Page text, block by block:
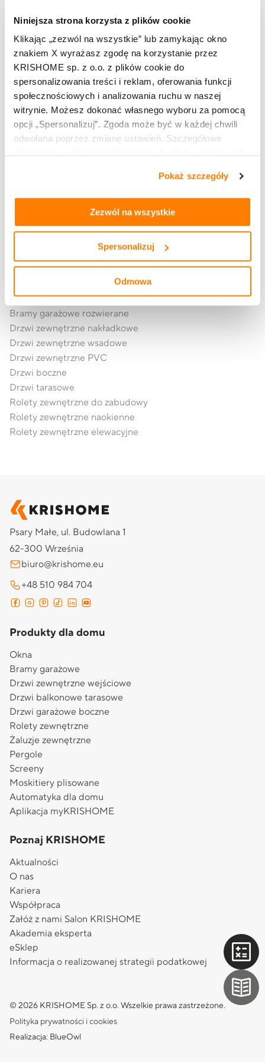
Niniejsza strona korzysta z plików cookie
Klikając „zezwól na wszystkie” lub zamykając okno
znakiem X wyrażasz zgodę na korzystanie przez
KRISHOME sp. z o.o. z plików cookie do
spersonalizowania treści i reklam, oferowania funkcji
społecznościowych i analizowania ruchu w naszej
witrynie. Możesz dokonać własnego wyboru za pomocą
opcji „Spersonalizuj”. Zgoda może być w każdej chwili
odwołana poprzez zmianę ustawień. Szczegółowe
tym, jak korzystasz z naszej witryny, znajdziesz w
prywatności i cookies.
Pokaż szczegóły
Zezwól na wszystkie
Spersonalizuj
Odmowa
TU KUPISZ:
OpenStreetMapcontributors
Kup produkty marki KRISHOME
Okna hybrydowe PVC aluminiowe
Okna aluminiowe
Bramy garażowe segmentowe
Bramy garażowe rolowane
Bramy garażowe rozwierane
Drzwi zewnętrzne nakładkowe
Drzwi zewnętrzne wsadowe
Drzwi zewnętrzne PVC
Drzwi boczne
Drzwi tarasowe
Rolety zewnętrzne do zabudowy
Rolety zewnętrzne naokienne
Rolety zewnętrzne elewacyjne
Psary Małe, ul. Budowlana 1
62-300 Września
biuro@krishome.eu
+48 510 984 704
Produkty dla domu
Okna
Bramy garażowe
Drzwi zewnętrzne wejściowe
Drzwi balkonowe tarasowe
Drzwi garażowe boczne
Rolety zewnętrzne
Żaluzje zewnętrzne
Pergole
Screeny
Moskitiery plisowane
Automatyka dla domu
Aplikacja myKRISHOME
Poznaj KRISHOME
Aktualności
O nas
Kariera
Współpraca
Załóż z nami Salon KRISHOME
Akademia eksperta
eSklep
Informacja o realizowanej strategii podatkowej
© 2026 KRISHOME Sp. z o.o. Wszelkie prawa zastrzeżone.
Polityka prywatności i cookies
Realizacja: BlueOwl